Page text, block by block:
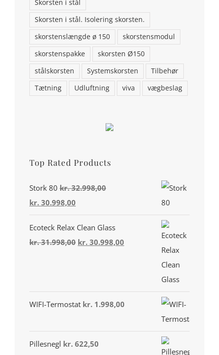
Skorsten i stål
Skorsten i stål. Isolering skorsten.
skorstenslængde ø 150
skorstensmodul
skorstenspakke
skorsten Ø150
stålskorsten
Systemskorsten
Tilbehør
Tætning
Udluftning viva vægbeslag
Top Rated Products
Stork 80 kr.32.998,00
Den
oprindelige
pris
var:
kr. 30.998,00
aktuelle
pris
er:
Ecoteck Relax Clean Glass
kr.31.998,00 Den
kr. 31.998,00.
kr. 30.998,00
kr. 30.998,00.
WIFI-Termostat kr. 1.998,00
Pillesnegl kr. 622,50
Brændeovns finans ApS Addresse: Stenstrupvej 2, 9500
HobroTelefon: 98554146Email:
aalborgpejse@gmail.com
Miljø & Ansvarlighed
Privatlivspolitik
Cookiepolitik (EU)
TRYG OG SIKKER BETALING